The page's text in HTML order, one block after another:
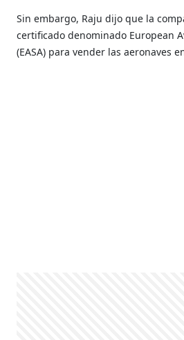
Sin embargo, Raju dijo que la
certificado denominado European
(EASA) para vender las aeronaves